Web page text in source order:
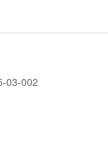
03-002